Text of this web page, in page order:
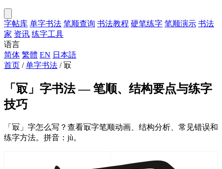
字帖库 单字书法 笔顺查询 书法教程 硬笔练字 笔顺演示 书法
家 资讯 练字工具
语言
简体 繁體 EN 日本語
首页 / 单字书法 / 冣
「冣」字书法 — 笔顺、结构要点与练字
技巧
「冣」字怎么写？查看冣字笔顺动画、结构分析、常见错误和
练字方法。拼音：jù。